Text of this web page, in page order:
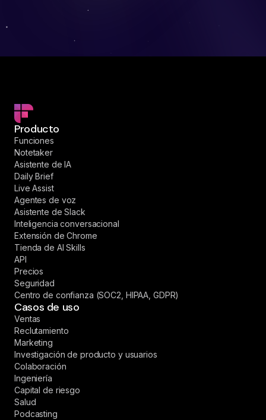
Producto
Funciones
Notetaker
Asistente de IA
Daily Brief
Live Assist
Agentes de voz
Asistente de Slack
Inteligencia conversacional
Extensión de Chrome
Tienda de AI Skills
API
Precios
Seguridad
Centro de confianza (SOC2, HIPAA, GDPR)
Casos de uso
Ventas
Reclutamiento
Marketing
Investigación de producto y usuarios
Colaboración
Ingeniería
Capital de riesgo
Salud
Podcasting